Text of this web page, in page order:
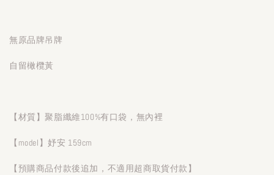
無原品牌吊牌
自留橄欖黃
【材質】聚脂纖維100%有口袋，無內裡
【model】妤安 159cm
【預購商品付款後追加，不適用超商取貨付款】